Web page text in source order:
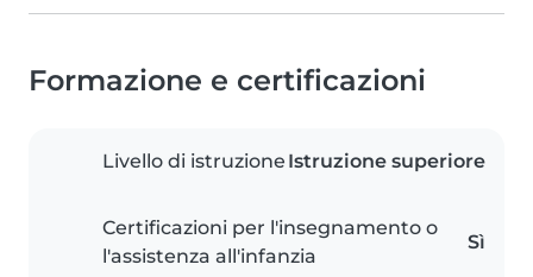
Formazione e certificazioni
Livello di istruzione Istruzione superiore
Certificazioni per l'insegnamento o
l'assistenza all'infanzia
Sì